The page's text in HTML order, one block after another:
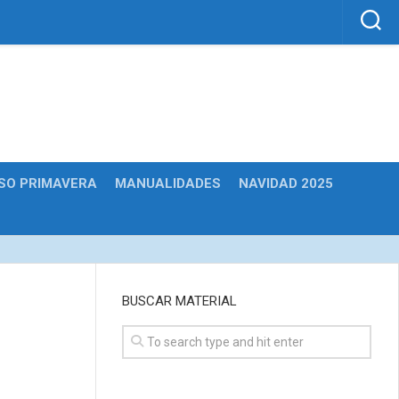
PRIMAVERA MANUALIDADES NAVIDAD 2025
BUSCAR MATERIAL